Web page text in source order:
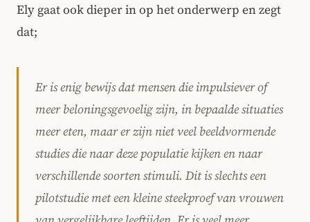
Ely gaat ook dieper in op het onderwerp en zegt
dat;
Er is enig bewijs dat mensen die impulsiever of
meer beloningsgevoelig zijn, in bepaalde situaties
meer eten, maar er zijn niet veel beeldvormende
studies die naar deze populatie kijken en naar
verschillende soorten stimuli. Dit is slechts een
pilotstudie met een kleine steekproef van vrouwen